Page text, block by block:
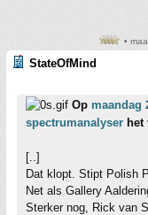
•
StateOfMind
Op maandag
spectrumanalyser het
[..]
Dat klopt. Stipt Polish
Net als Gallery
Sterker nog, Rick van